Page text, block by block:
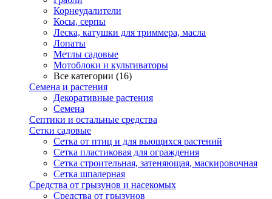
Корнеудалители
Косы, серпы
Леска, катушки для триммера, масла
Лопаты
Метлы садовые
Мотоблоки и культиваторы
Все категории (16)
Семена и растения
Декоративные растения
Семена
Септики и остальные средства
Сетки садовые
Сетка от птиц и для вьющихся растений
Сетка пластиковая для ограждения
Сетка строительная, затеняющая, маскировочная
Сетка шпалерная
Средства от грызунов и насекомых
Средства от грызунов